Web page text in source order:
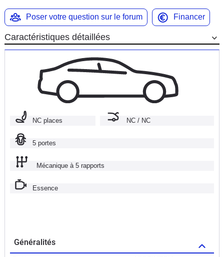
Marques
Poser votre question sur le forum Financer
Caractéristiques détaillées
NC places NC / NC
5 portes
Mécanique à 5 rapports
Essence
Généralités